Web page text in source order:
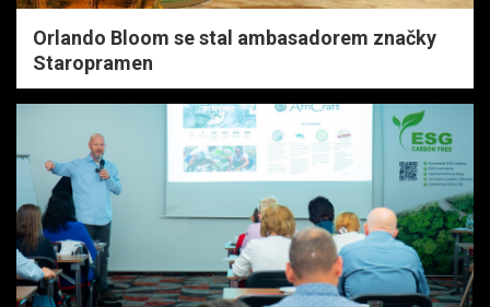
Orlando Bloom se stal ambasadorem značky
Staropramen